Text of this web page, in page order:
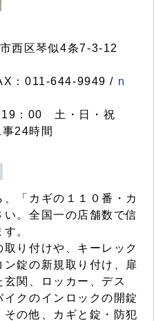
西区琴似4条7-3-12
：011-644-9949 / n
19：00 土・日・祝
24時間
「カギの１１０番・カ
。全国一の店舗数で信
。
り付けや、キーレック
錠の新規取り付け、扉
関、ロッカー、デス
クのインロックの開錠
の他、カギと錠・防犯